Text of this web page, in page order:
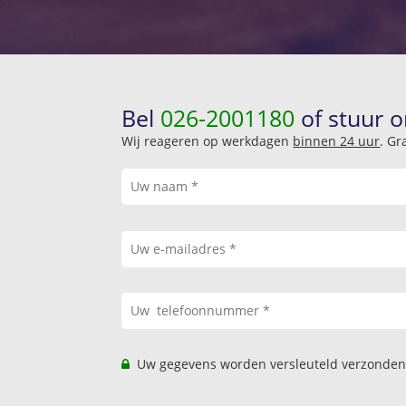
Bel 026-2001180 of stuur
Wij reageren op werkdagen binnen 24 uur.
Uw gegevens worden versleuteld